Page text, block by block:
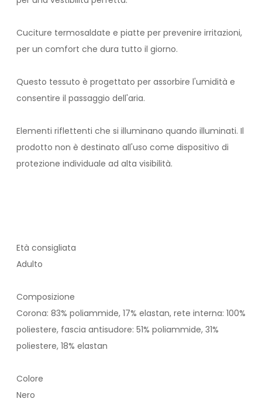
Cuciture termosaldate e piatte per prevenire irritazioni,
per un comfort che dura tutto il giorno.
Questo tessuto è progettato per assorbire l'umidità e
consentire il passaggio dell'aria.
Elementi riflettenti che si illuminano quando illuminati. Il
prodotto non è destinato all'uso come dispositivo di
protezione individuale ad alta visibilità.
Età consigliata
Adulto
Composizione
Corona: 83% poliammide, 17% elastan, rete interna: 100%
poliestere, fascia antisudore: 51% poliammide, 31%
poliestere, 18% elastan
Colore
Nero